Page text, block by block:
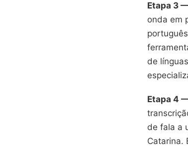
Etapa 3
onda em
de
Etapa 4
de fala a
Catarina.